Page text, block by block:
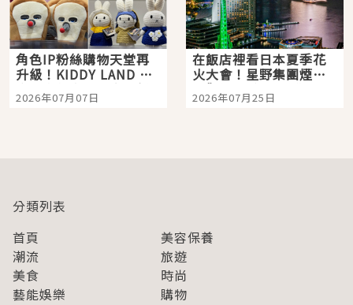
角色IP粉絲購物天堂再
升級！KIDDY LAND 原
宿店吉伊卡哇迎客，新
開幕 OMOKADO 店3分
2026年07月07日
在飯店裡看日本夏季花
火大會！星野集團煙火
景觀飯店6選，讓你不用
人擠人悠閒欣賞
2026年07月25日
分類列表
首頁
美容保養
潮流
旅遊
美食
時尚
藝能娛樂
購物